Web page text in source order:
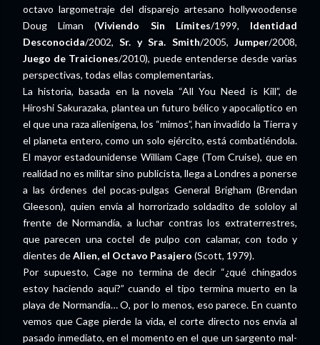
octavo largometraje del disparejo artesano hollywoodense
Doug Liman (Viviendo Sin Límites/1999, Identidad
Desconocida/2002,Sr. y Sra. Smith/2005,Jumper/2008,
Juego de Traiciones/2010), puede entenderse desde varias
perspectivas, todas ellas complementarias.
La historia, basada en la novela “All You Need is Kill”, de
Hiroshi Sakurazaka, plantea un futuro bélico y apocalíptico en
el que una raza alienígena, los “mimos”, han invadido la Tierra y
el planeta entero, como un solo ejército, está combatiéndola.
El mayor estadounidense William Cage (Tom Cruise), que en
realidad no es militar sino publicista, llega a Londres a ponerse
a las órdenes del pocas-pulgas General Brigham (Brendan
Gleeson), quien envía al horrorizado soldadito de sololoy al
frente de Normandía, a luchar contras los extraterrestres,
que parecen una coctel de pulpo con calamar, con todo y
dientes deAlien, el Octavo Pasajero (Scott, 1979).
Por supuesto, Cage no termina de decir “¿qué chingados
estoy haciendo aquí?” cuando el tipo termina muerto en la
playa de Normandía… O, por lo menos, eso parece. En cuanto
vemos que Cage pierde la vida, el corte directo nos envía al
pasado inmediato, en el momento en el que un sargento mal-